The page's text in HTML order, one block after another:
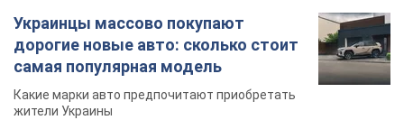
Украинцы массово покупают
дорогие новые авто: сколько стоит
самая популярная модель
Какие марки авто предпочитают приобретать
жители Украины